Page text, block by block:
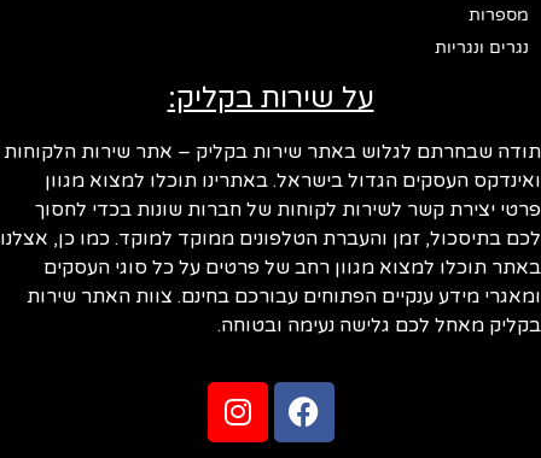
מספרות
נגרים ונגריות
על שירות בקליק:
שבחרתם לגלוש באתר שירות בקליק – אתר שירות הלקוחות
העסקים הגדול בישראל. באתרינו תוכלו למצוא מגוון
יצירת קשר לשירות לקוחות של חברות שונות בכדי לחסוך
בתיסכול, זמן והעברת הטלפונים ממוקד למוקד. כמו כן, אצלנו
תוכלו למצוא מגוון רחב של פרטים על כל סוגי העסקים
מידע ענקיים הפתוחים עבורכם בחינם. צוות האתר שירות
מאחל לכם גלישה נעימה ובטוחה.